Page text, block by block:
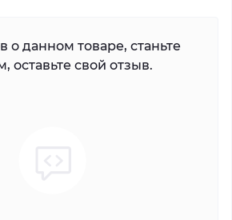
о данном товаре, станьте
оставьте свой отзыв.